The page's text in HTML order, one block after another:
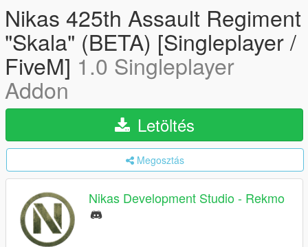
Nikas 425th Assault Regiment
"Skala" (BETA) [Singleplayer /
FiveM] 1.0 Singleplayer
Addon
Letöltés
Megosztás
Nikas Development Studio - Rekmo